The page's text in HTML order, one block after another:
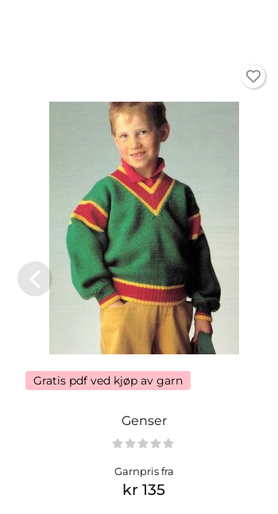
Gratis pdf ved kjøp av garn
Genser
Garnpris fra
kr 135